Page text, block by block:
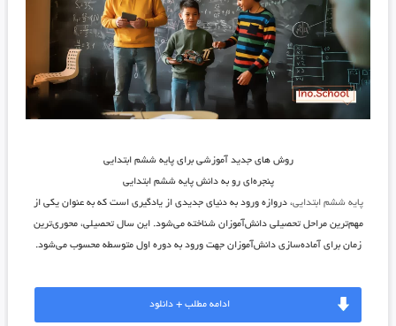
روش های جدید آموزشی برای پایه ششم ابتدایی
پنجره‌ای رو به دانش پایه ششم ابتدایی
پایه ششم ابتدایی، دروازه ورود به دنیای جدیدی از یادگیری است که به عنوان یکی از
مهم‌ترین مراحل تحصیلی دانش‌آموزان شناخته می‌شود. این سال تحصیلی، محوری‌ترین
زمان برای آماده‌سازی دانش‌آموزان جهت ورود به دوره اول متوسطه محسوب می‌شود.
ادامه مطلب + دانلود